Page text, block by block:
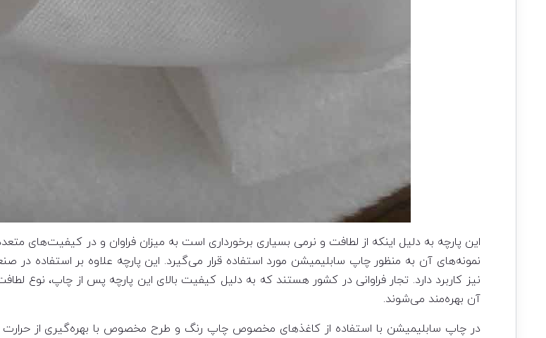
این پارچه به دلیل اینکه از لطافت و نرمی بسیاری برخورداری است به میزان فراوان و در کیفیت‌های
نمونه‌های آن به منظور چاپ سابلیمیشن مورد استفاده قرار می‌گیرد. این پارچه علاوه بر
نیز کاربرد دارد. تجار فراوانی در کشور هستند که به دلیل کیفیت بالای این پارچه پس از چاپ، نوع
آن بهره‌مند می‌شوند.
در چاپ سابلیمیشن با استفاده از کاغذهای مخصوص چاپ رنگ و طرح مخصوص با بهره‌گیری از